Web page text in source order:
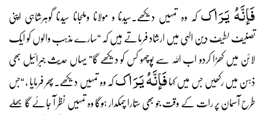
فَإنَّہُ یَرَاککہ وہ تمہیں دیکھے۔سیدنا و مولانا وملجانا سیدنا گوہرشاہی اپنی
تصنیف لطیف دین الہی میں ارشاد فرماتے ہیں کہ “سارے مذہب والوں کو ایک
لائن میں کھڑا کردو اب اللہ سے پوچھو کس کو دیکھے گا” یہاں حدیث جبرائیل بھی
ذہن میں رکھیں جس میں کہافَإنَّہُ یَرَاککہ وہ تمہیں دیکھے۔پھر فرمایا ، “جس
طرح آسمان پر رات کے وقت جو بھی ستارا چمکدار ہوگا وہ تمہیں نظر آ جائے گا بھلے